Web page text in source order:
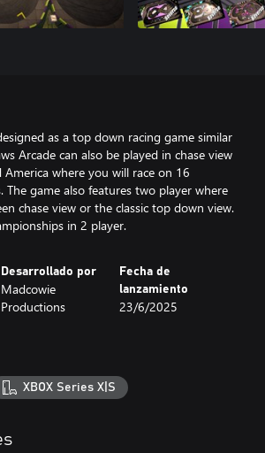
as a top down racing game similar
Arcade can also be played in chase view
where you will race on 16
game also features two player where
chase view or the classic top down view.
in 2 player.
Desarrollado por
Madcowie
Productions
Fecha de
lanzamiento
23/6/2025
XBOX Series X|S